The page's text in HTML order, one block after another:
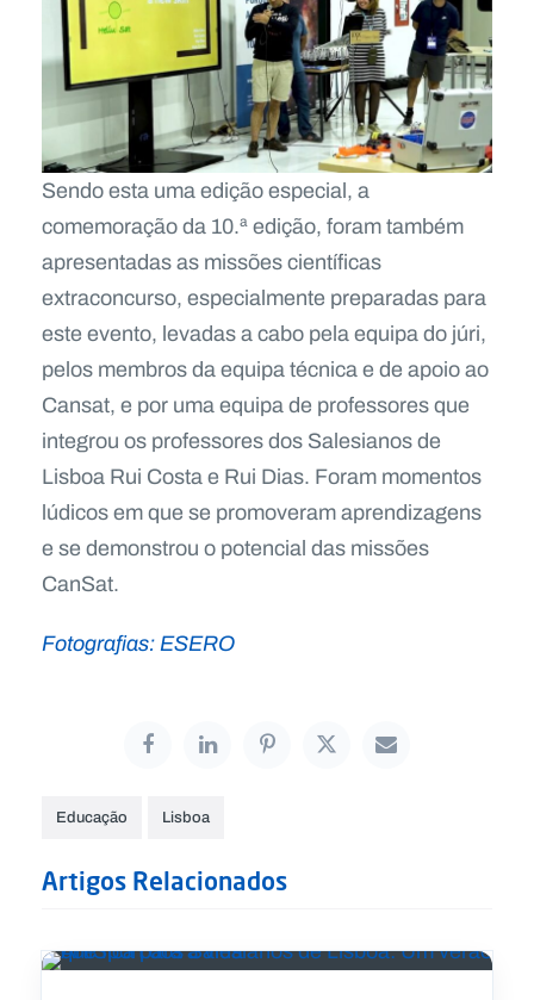
Sendo esta uma edição especial, a
comemoração da 10.ª edição, foram também
apresentadas as missões científicas
extraconcurso, especialmente preparadas para
este evento, levadas a cabo pela equipa do júri,
pelos membros da equipa técnica e de apoio ao
Cansat, e por uma equipa de professores que
integrou os professores dos Salesianos de
Lisboa Rui Costa e Rui Dias. Foram momentos
lúdicos em que se promoveram aprendizagens
e se demonstrou o potencial das missões
CanSat.
Fotografias: ESERO
Educação Lisboa
Artigos Relacionados